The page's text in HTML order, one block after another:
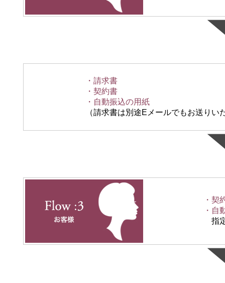
・請求書
・契約書
・自動振込の用紙
（請求書は別途Eメールでもお送りい
・契
・自
指